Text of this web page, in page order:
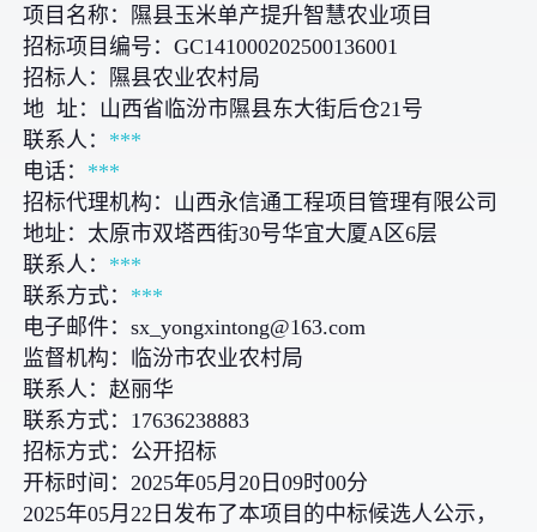
项目名称：隰县玉米单产提升智慧农业项目
招标项目编号：GC141000202500136001
招标人：隰县农业农村局
地 址：山西省临汾市隰县东大街后仓21号
联系人： ***
电话： ***
招标代理机构：山西永信通工程项目管理有限公司
地址：太原市双塔西街30号华宜大厦A区6层
联系人： ***
联系方式： ***
电子邮件：sx_yongxintong@163.com
监督机构：临汾市农业农村局
联系人：赵丽华
联系方式：17636238883
招标方式：公开招标
开标时间：2025年05月20日09时00分
2025年05月22日发布了本项目的中标候选人公示，